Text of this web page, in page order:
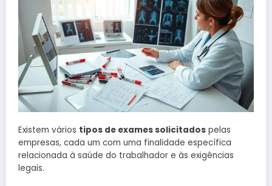
Existem vários tipos de exames solicitados pelas
empresas, cada um com uma finalidade específica
relacionada à saúde do trabalhador e às exigências
legais.